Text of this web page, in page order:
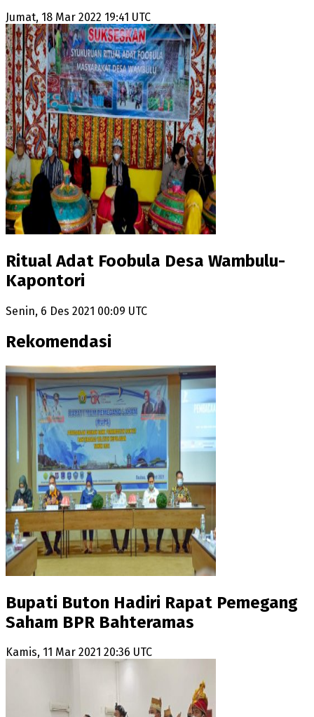
Jumat, 18 Mar 2022 19:41 UTC
Ritual Adat Foobula Desa Wambulu-
Kapontori
Senin, 6 Des 2021 00:09 UTC
Rekomendasi
Bupati Buton Hadiri Rapat Pemegang
Saham BPR Bahteramas
Kamis, 11 Mar 2021 20:36 UTC